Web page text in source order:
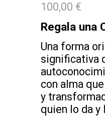
100,00 €
Regala una
Una forma
significativa
con alma
y
quien lo da y